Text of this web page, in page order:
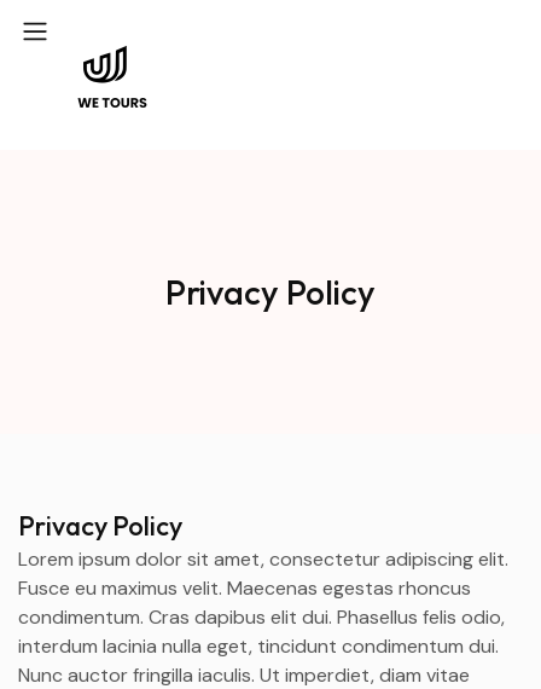
Privacy Policy
Privacy Policy
Lorem ipsum dolor sit amet, consectetur adipiscing elit.
Fusce eu maximus velit. Maecenas egestas rhoncus
condimentum. Cras dapibus elit dui. Phasellus felis odio,
interdum lacinia nulla eget, tincidunt condimentum dui.
Nunc auctor fringilla iaculis. Ut imperdiet, diam vitae